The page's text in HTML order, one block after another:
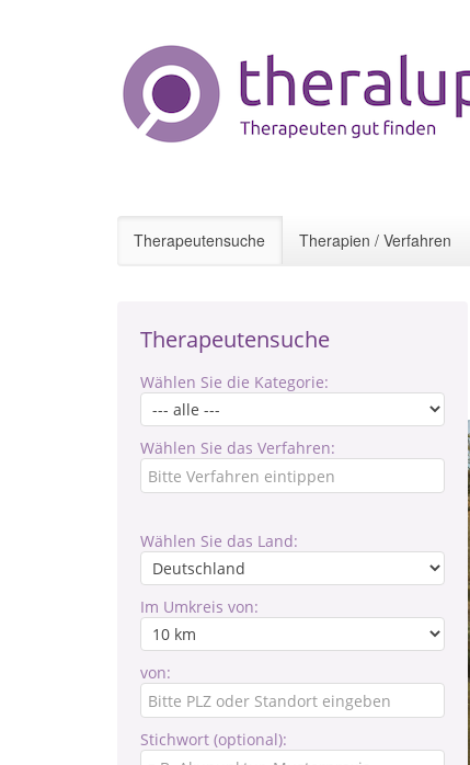
Therapeutensuche Therapien / Verfahren
Therapeutensuche
Wählen Sie die Kategorie:
Wählen Sie das Verfahren:
Wählen Sie das Land:
Im Umkreis von:
von:
Stichwort (optional):